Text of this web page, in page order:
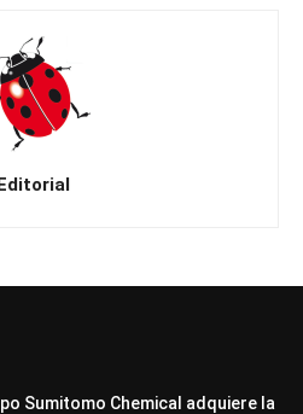
Sumitomo Chemical adquiere la